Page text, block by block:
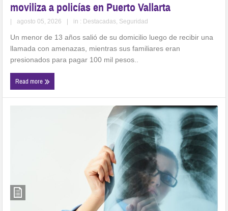
moviliza a policías en Puerto Vallarta
agosto 05, 2026 in : Destacadas, Seguridad
Un menor de 13 años salió de su domicilio luego de recibir una
llamada con amenazas, mientras sus familiares eran
presionados para pagar 100 mil pesos..
Read more